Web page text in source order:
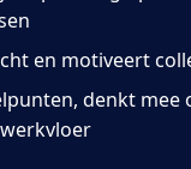
en motiveert
denkt